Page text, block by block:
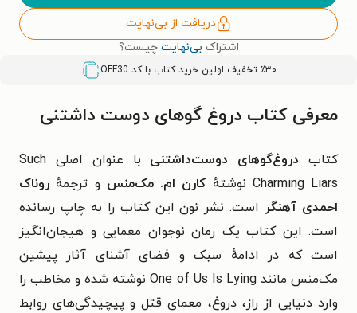
دریافت از بی‌نهایت
اشتراک بی‌نهایت چیست؟
٪۳۰ تخفیف اولین خرید کتاب با کد OFF30
معرفی کتاب دروغ گوهای دوست داشتنی
کتاب دروغ‌گوهای دوست‌داشتنی
با عنوان اصلی Such
Charming Liars نوشتهٔ
کارن ام. مک‌منس و ترجمهٔ روناک
احمدی آهنگر است. نشر نون این کتاب را به چاپ رسانده
است. این کتاب یک رمان نوجوان معمایی و هیجان‌انگیز
است که در ادامهٔ سبک و فضای آشنای آثار پیشین
مک‌منس مانند One of Us Is Lying نوشته شده و مخاطب را
وارد دنیایی از راز، دروغ، معمای قتل و پیچیدگی‌های روابط